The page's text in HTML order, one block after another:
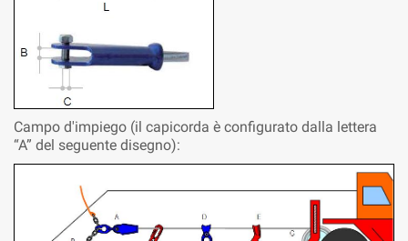
Campo d'impiego (il capicorda è configurato dalla lettera
“A” del seguente disegno):